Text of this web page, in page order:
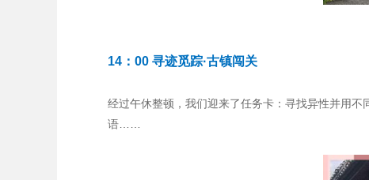
14：00 寻迹觅踪·古镇闯关
经过午休整顿，我们迎来了任务卡：寻找异性并用
语……